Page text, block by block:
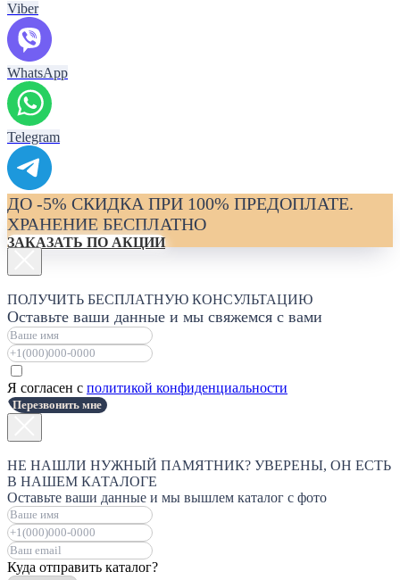
Viber
WhatsApp
Telegram
ДО -5% СКИДКА ПРИ 100% ПРЕДОПЛАТЕ.
ХРАНЕНИЕ БЕСПЛАТНО
ЗАКАЗАТЬ ПО АКЦИИ
ПОЛУЧИТЬ БЕСПЛАТНУЮ КОНСУЛЬТАЦИЮ
Оставьте ваши данные и мы свяжемся с вами
Я согласен с политикой конфиденциальности
Перезвонить мне
НЕ НАШЛИ НУЖНЫЙ ПАМЯТНИК? УВЕРЕНЫ, ОН ЕСТЬ
В НАШЕМ КАТАЛОГЕ
Оставьте ваши данные и мы вышлем каталог с фото
Куда отправить каталог?